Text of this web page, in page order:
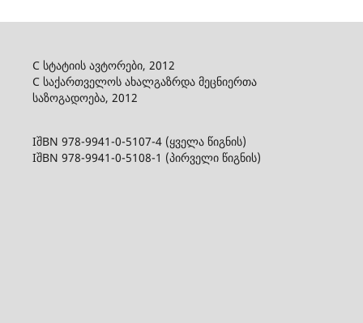
C სტატიის ავტორები, 2012
C საქართველოს ახალგაზრდა მეცნიერთა
საზოგადოება, 2012
IშBN 978-9941-0-5107-4 (ყველა წიგნის)
IშBN 978-9941-0-5108-1 (პირველი წიგნის)